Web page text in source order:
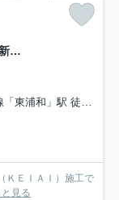
《仲介手数料無料》南区大字太田窪2297-2新築一戸建てKEIAI GRACE
東浦和」駅 徒歩37分
ＫＥＩＡＩ）施工で
と見る